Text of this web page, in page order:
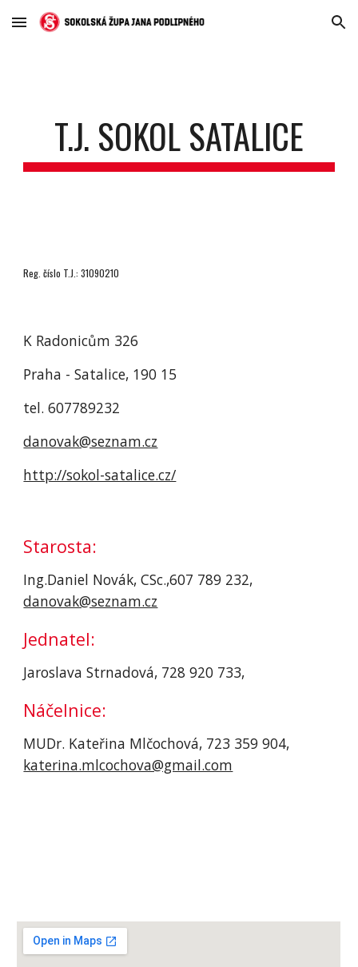
Skip to main content Skip to navigation
T.J. SOKOL SATALICE
Reg. číslo T.J.: 31090210
K Radonicům 326
Praha - Satalice, 190 15
tel. 607789232
danovak@seznam.cz
http://sokol-satalice.cz/
Starosta:
danovak@seznam.cz
Jednatel:
Jaroslava Strnadová, 728 920 733,
Náčelnice:
katerina.mlcochova@gmail.com